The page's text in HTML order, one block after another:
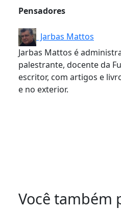
Pensadores
Jarbas Mattos
Jarbas Mattos é
palestrante, docente da
escritor, com artigos e
e no exterior.
Você também